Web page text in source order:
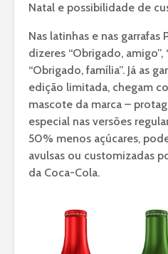
Natal e possibilidade de
Nas latinhas e nas garrafas
dizeres “Obrigado,
“Obrigado, família”. Já as
edição limitada, chegam
mascote da marca –
especial nas versões
50% menos açúcares,
avulsas ou customizadas
da Coca-Cola.